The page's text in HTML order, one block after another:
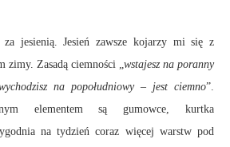
za jesienią. Jesień zawsze kojarzy mi się z
zimy. Zasadą ciemności „wstajesz na poranny
na popołudniowy – jest ciemno”.
elementem są gumowce, kurtka
na tydzień coraz więcej warstw pod